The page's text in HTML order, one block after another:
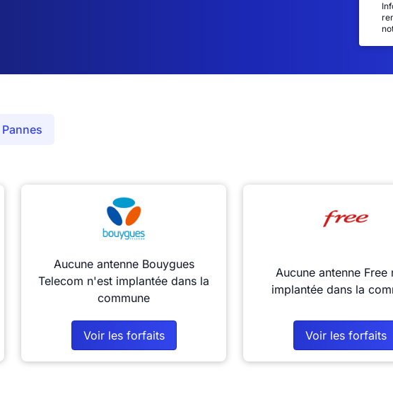
Pannes
Aucune antenne Bouygues
Telecom n'est implantée dans la
commune
Voir les forfaits
Aucune antenne Free
implantée dans la
Voir les forfaits